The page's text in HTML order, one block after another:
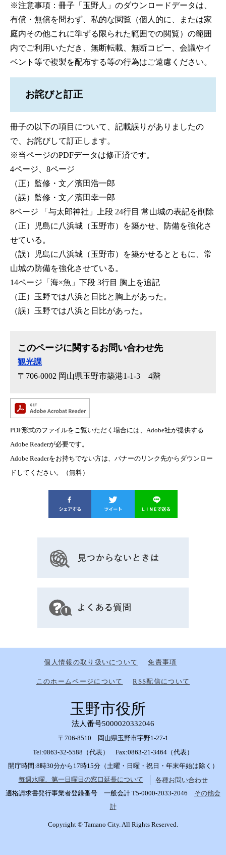
※注意事項：冊子「玉野人」のダウンロードデータは、
有償・無償を問わず、私的な閲覧（個人的に、または家
庭内その他これに準ずる限られた範囲での閲覧）の範囲
内でご利用いただき、無断転載、無断コピー、会議やイ
ベント等で複製を配布する等の行為はご遠慮ください。
お詫びと訂正
冊子の以下の項目について、記載誤りがありましたの
で、お詫びして訂正します。
※当ページのPDFデータは修正済です。
4ページ、8ページ
（正）監修・文／濱田浩一郎
（誤）監修・文／濱田幸一郎
​8ページ 「与太郎神社」上段 24行目 常山城の表記を削除
（正）児島に八浜城（玉野市）を築かせ、防備を強化さ
せている。
（誤）児島に八浜城（玉野市）を築かせるとともに、常
山城の防備を強化させている。
14ページ「海×魚」下段 3行目 胸上を追記
（正）玉野では八浜と日比と胸上があった。
（誤）玉野では八浜と日比があった。
このページに関するお問い合わせ先
観光課
〒706-0002 岡山県玉野市築港1-1-3 4階
PDF形式のファイルをご覧いただく場合には、Adobe社が提供する
Adobe Readerが必要です。
Adobe Readerをお持ちでない方は、バナーのリンク先からダウンロー
ドしてください。（無料）
個人情報の取り扱いについて 免責事項
このホームページについて RSS配信について
玉野市役所
法人番号5000020332046
〒706-8510 岡山県玉野市宇野1-27-1
Tel:0863-32-5588（代表） Fax:0863-21-3464（代表）
開庁時間:8時30分から17時15分（土曜・日曜・祝日・年末年始は除く）
毎週水曜、第一日曜日の窓口延長について
各種お問い合わせ
適格請求書発行事業者登録番号 一般会計 T5-0000-2033-2046 その他会
計
Copyright © Tamano City. All Rights Reserved.